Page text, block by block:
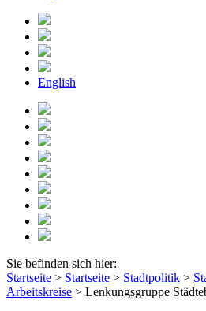
English
Sie befinden sich hier:
Startseite > Startseite > Stadtpolitik >
Arbeitskreise > Lenkungsgruppe